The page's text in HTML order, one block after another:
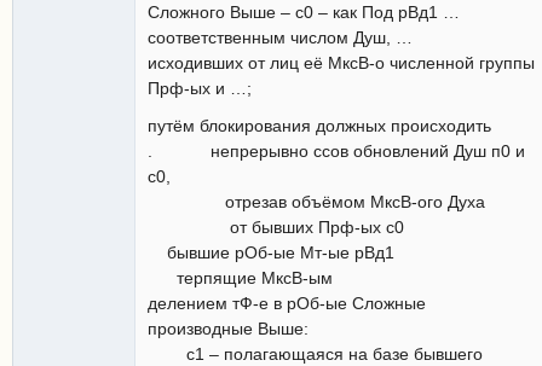
Сложного Выше – с0 – как Под рВд1 …
соответственным числом Душ, …
исходивших от лиц её МксВ-о численной группы
Прф-ых и …;
путём блокирования должных происходить
. непрерывно ссов обновлений Душ п0 и
с0,
отрезав объёмом МксВ-ого Духа
от бывших Прф-ых с0
бывшие рОб-ые Мт-ые рВд1
терпящие МксВ-ым
делением тФ-е в рОб-ые Сложные
производные Выше:
с1 – полагающаяся на базе бывшего